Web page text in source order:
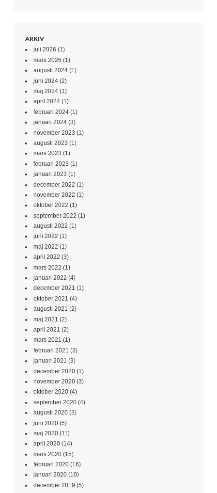
ARKIV
juli 2026 (1)
mars 2026 (1)
augusti 2024 (1)
juni 2024 (2)
maj 2024 (1)
april 2024 (1)
februari 2024 (1)
januari 2024 (3)
november 2023 (1)
augusti 2023 (1)
mars 2023 (1)
februari 2023 (1)
januari 2023 (1)
december 2022 (1)
november 2022 (1)
oktober 2022 (1)
september 2022 (1)
augusti 2022 (1)
juni 2022 (1)
maj 2022 (1)
april 2022 (3)
mars 2022 (1)
januari 2022 (4)
december 2021 (1)
oktober 2021 (4)
augusti 2021 (2)
maj 2021 (2)
april 2021 (2)
mars 2021 (1)
februari 2021 (3)
januari 2021 (3)
december 2020 (1)
november 2020 (3)
oktober 2020 (4)
september 2020 (4)
augusti 2020 (3)
juni 2020 (5)
maj 2020 (11)
april 2020 (14)
mars 2020 (15)
februari 2020 (16)
januari 2020 (10)
december 2019 (5)